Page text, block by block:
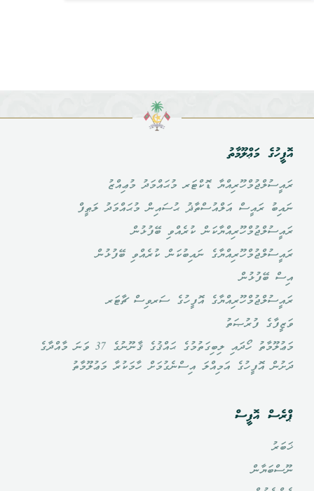
އޮފީހުގެ މަޢްލޫމާތު
ރައީސުލްޖުމްހޫރިއްޔާ ޑޮކްޓަރ މުޙައްމަދު މުޢިއްޒު
ނައިބު ރައީސް އަލްއުސްތާޛު ޙުސައިން މުޙައްމަދު ލަޠީފް
ރައީސުލްޖުމްހޫރިއްޔާކަން ކުރެއްވި ބޭފުޅުން
ރައީސުލްޖުމްހޫރިއްޔާގެ ނައިބުކަން ކުރެއްވި ބޭފުޅުން
އިސް ބޭފުޅުން
ރައީސުލްޖުމްހޫރިއްޔާގެ އޮފީހުގެ ސަރވިސް ޗާޓަރ
ވަޒީފާގެ ފުރުޞަތު
މަޢުލޫމާތު ހޯދައި ލިބިގަތުމުގެ ޙައްޤުގެ ޤާނޫނުގެ 37 ވަނަ މާއްދާގެ
ދަށުން އޮފީހުގެ އަމިއްލަ އިސްނެގުމަށް ހާމަކުރާ މަޢުލޫމާތު
ޕްރެސް އޮފީސް
ޚަބަރު
ނޫސްބަޔާން